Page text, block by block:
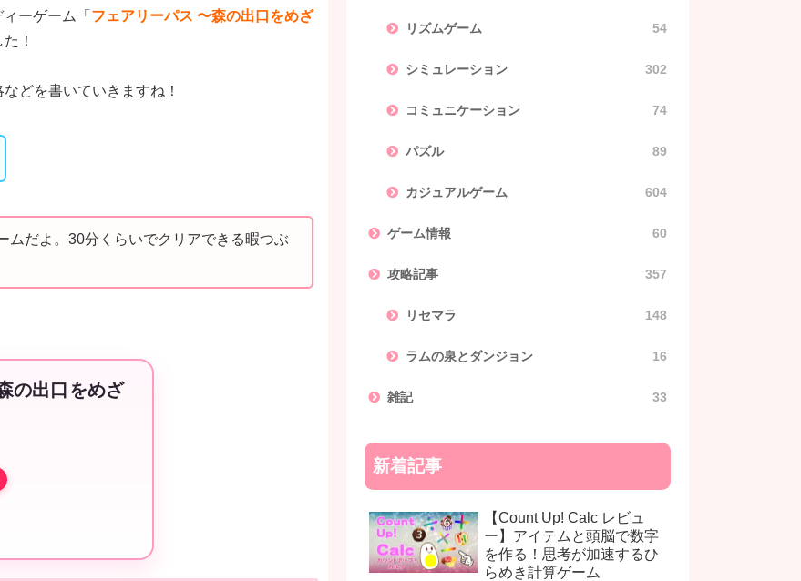
ーゲーム「 フェアリーパス 〜森の出口をめざ
！
どを書いていきますね！
ムだよ。30分くらいでクリアできる暇つぶ
の出口をめざ
リズムゲーム 54
シミュレーション 302
コミュニケーション 74
パズル 89
カジュアルゲーム 604
ゲーム情報 60
攻略記事 357
リセマラ 148
ラムの泉とダンジョン 16
雑記 33
新着記事
【Count Up! Calc レビュ
ー】アイテムと頭脳で数字
を作る！思考が加速するひ
らめき計算ゲーム